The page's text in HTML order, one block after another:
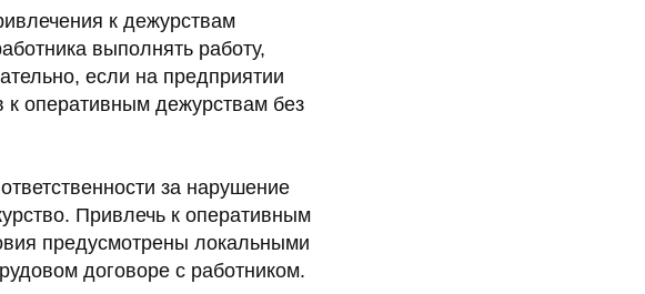
к дежурствам
выполнять работу,
если на предприятии
к оперативным дежурствам без
за нарушение
Привлечь к оперативным
предусмотрены локальными
договоре с работником.